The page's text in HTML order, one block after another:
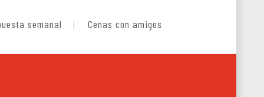
semanal Cenas con amigos